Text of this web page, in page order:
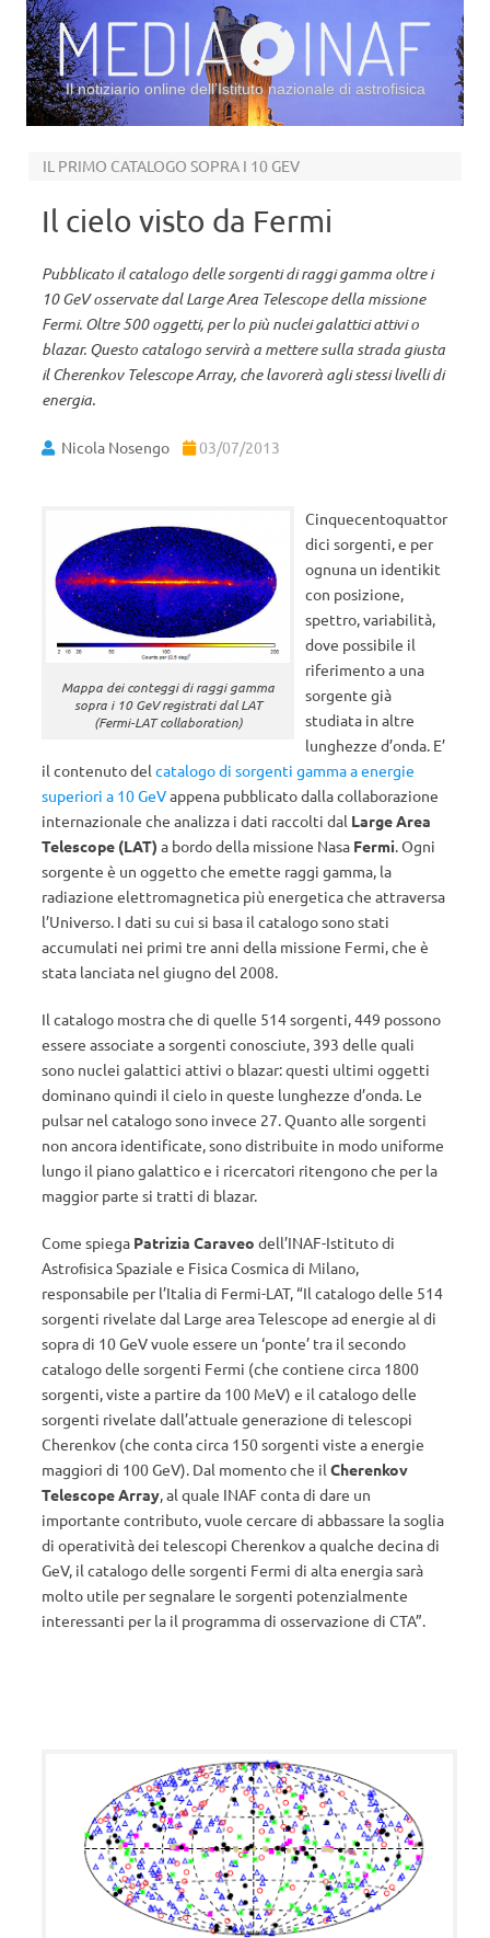
Il notiziario online dell’Istituto nazionale di astrofisica
IL PRIMO CATALOGO SOPRA I 10 GEV
Il cielo visto da Fermi
Pubblicato il catalogo delle sorgenti di raggi gamma oltre i
10 GeV osservate dal Large Area Telescope della missione
Fermi. Oltre 500 oggetti, per lo più nuclei galattici attivi o
blazar. Questo catalogo servirà a mettere sulla strada giusta
il Cherenkov Telescope Array, che lavorerà agli stessi livelli di
energia.
Nicola Nosengo 03/07/2013
Mappa dei conteggi di raggi gamma
sopra i 10 GeV registrati dal LAT
(Fermi-LAT collaboration)
Cinquecentoquattor
dici sorgenti, e per
ognuna un identikit
con posizione,
spettro, variabilità,
dove possibile il
riferimento a una
sorgente già
studiata in altre
lunghezze d’onda. E’
il contenuto del catalogo di sorgenti gamma a energie
superiori a 10 GeVappena pubblicato dalla collaborazione
internazionale che analizza i dati raccolti dal Large Area
Telescope (LAT) a bordo della missione Nasa Fermi. Ogni
sorgente è un oggetto che emette raggi gamma, la
radiazione elettromagnetica più energetica che attraversa
l’Universo. I dati su cui si basa il catalogo sono stati
accumulati nei primi tre anni della missione Fermi, che è
stata lanciata nel giugno del 2008.
Il catalogo mostra che di quelle 514 sorgenti, 449 possono
essere associate a sorgenti conosciute, 393 delle quali
sono nuclei galattici attivi o blazar: questi ultimi oggetti
dominano quindi il cielo in queste lunghezze d’onda. Le
pulsar nel catalogo sono invece 27. Quanto alle sorgenti
non ancora identificate, sono distribuite in modo uniforme
lungo il piano galattico e i ricercatori ritengono che per la
maggior parte si tratti di blazar.
Come spiega Patrizia Caraveo dell’INAF-Istituto di
Astroﬁsica Spaziale e Fisica Cosmica di Milano,
responsabile per l’Italia di Fermi-LAT, “Il catalogo delle 514
sorgenti rivelate dal Large area Telescope ad energie al di
sopra di 10 GeV vuole essere un ‘ponte’ tra il secondo
catalogo delle sorgenti Fermi (che contiene circa 1800
sorgenti, viste a partire da 100 MeV) e il catalogo delle
sorgenti rivelate dall’attuale generazione di telescopi
Cherenkov (che conta circa 150 sorgenti viste a energie
maggiori di 100 GeV). Dal momento che il Cherenkov
Telescope Array, al quale INAF conta di dare un
importante contributo, vuole cercare di abbassare la soglia
di operatività dei telescopi Cherenkov a qualche decina di
GeV, il catalogo delle sorgenti Fermi di alta energia sarà
molto utile per segnalare le sorgenti potenzialmente
interessanti per la il programma di osservazione di CTA”.